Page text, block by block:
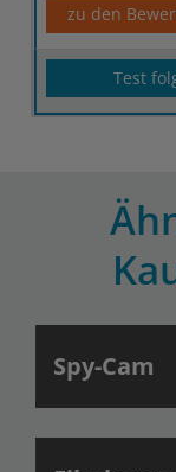
zu den
Test
Spy-Cam